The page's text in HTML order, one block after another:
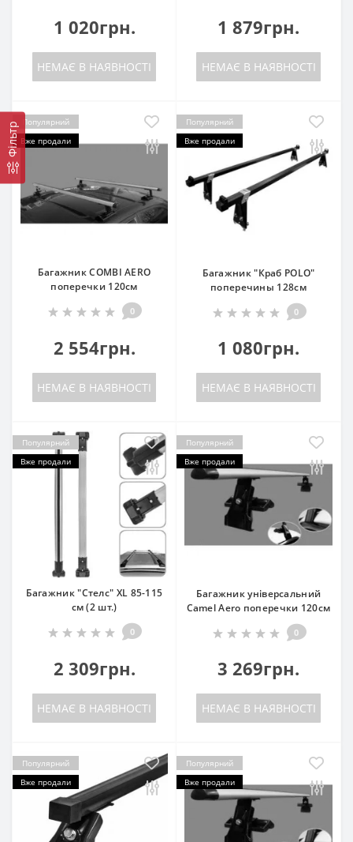
Фільтр
1 020грн.
НЕМАЄ В НАЯВНОСТІ
1 879грн.
НЕМАЄ В НАЯВНОСТІ
Популярний
Вже продали
Багажник COMBI AERO
поперечки 120см
0
2 554грн.
НЕМАЄ В НАЯВНОСТІ
Популярний
Вже продали
Багажник "Краб POLO"
поперечины 128см
0
1 080грн.
НЕМАЄ В НАЯВНОСТІ
Популярний
Вже продали
Багажник "Стелс" XL 85-115
см (2 шт.)
0
2 309грн.
НЕМАЄ В НАЯВНОСТІ
Популярний
Вже продали
Багажник універсальний
Camel Aero поперечки 120см
0
3 269грн.
НЕМАЄ В НАЯВНОСТІ
Популярний
Вже продали
Популярний
Вже продали